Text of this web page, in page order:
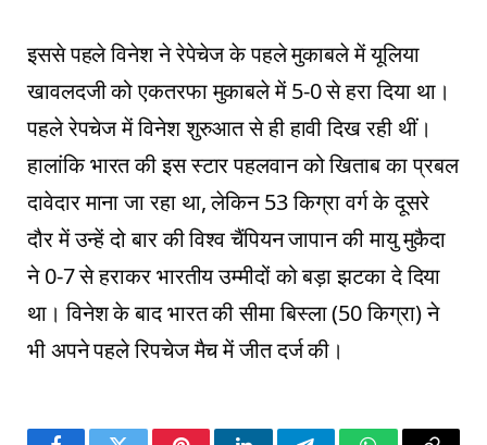
इससे पहले विनेश ने रेपेचेज के पहले मुकाबले में यूलिया
खावलदजी को एकतरफा मुकाबले में 5-0 से हरा दिया था।
पहले रेपचेज में विनेश शुरुआत से ही हावी दिख रही थीं।
हालांकि भारत की इस स्टार पहलवान को खिताब का प्रबल
दावेदार माना जा रहा था, लेकिन 53 किग्रा वर्ग के दूसरे
दौर में उन्हें दो बार की विश्व चैंपियन जापान की मायु मुकैदा
ने 0-7 से हराकर भारतीय उम्मीदों को बड़ा झटका दे दिया
था। विनेश के बाद भारत की सीमा बिस्ला (50 किग्रा) ने
भी अपने पहले रिपचेज मैच में जीत दर्ज की।